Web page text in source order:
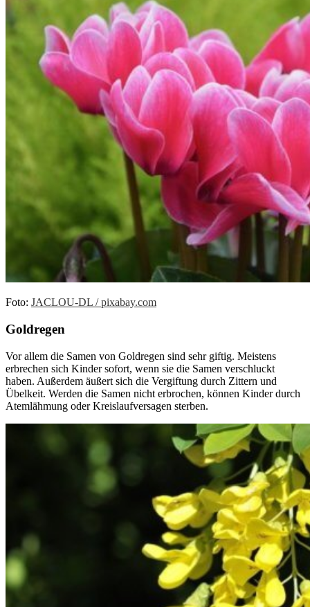
Foto: JACLOU-DL / pixabay.com
Goldregen
Vor allem die Samen von Goldregen sind sehr giftig. Meistens
erbrechen sich Kinder sofort, wenn sie die Samen verschluckt
haben. Außerdem äußert sich die Vergiftung durch Zittern und
Übelkeit. Werden die Samen nicht erbrochen, können Kinder durch
Atemlähmung oder Kreislaufversagen sterben.